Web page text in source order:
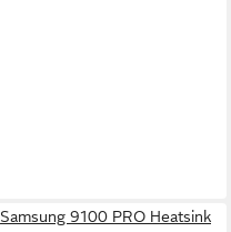
Samsung 9100 PRO Heatsink